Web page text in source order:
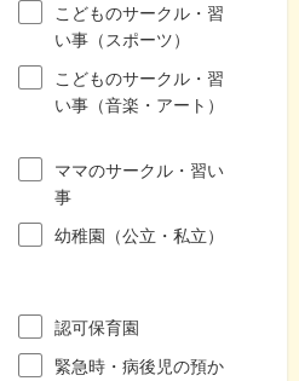
こどものサークル・習
い事（スポーツ）
こどものサークル・習
い事（音楽・アート）
ママのサークル・習い
事
幼稚園（公立・私立）
認可保育園
緊急時・病後児の預か